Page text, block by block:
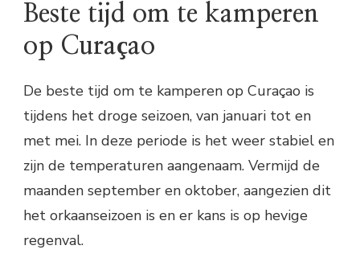
Beste tijd om te kamperen
op Curaçao
De beste tijd om te kamperen op Curaçao is
tijdens het droge seizoen, van januari tot en
met mei. In deze periode is het weer stabiel en
zijn de temperaturen aangenaam. Vermijd de
maanden september en oktober, aangezien dit
het orkaanseizoen is en er kans is op hevige
regenval.